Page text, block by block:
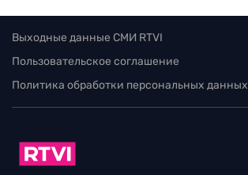
Выходные данные СМИ RTVI
Пользовательское соглашение
Политика обработки персональных данных